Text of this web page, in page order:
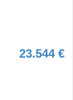
23.544 €